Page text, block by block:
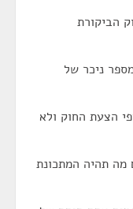
הביקורת
ניכר של
הצעת החוק ולא
מה תהיה המתכונת